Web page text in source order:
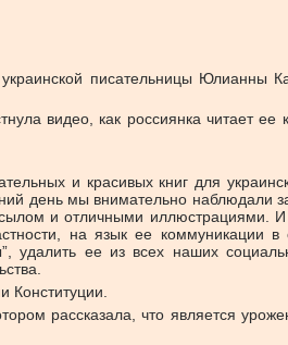
украинской писательницы Юлианны
видео, как россиянка читает ее
и красивых книг для
день мы внимательно наблюдали
и отличными иллюстрациями.
на язык ее коммуникации
ее из всех наших
Конституции.
рассказала, что является